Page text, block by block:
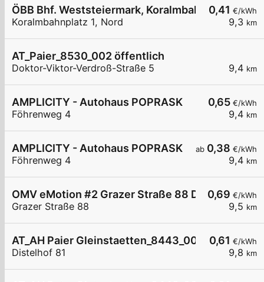
0,41 €/kWh
9,3 km
ÖBB Bhf. Weststeiermark, Koralmbahnplatz P&R
Koralmbahnplatz 1, Nord
9,4 km
AT_Paier_8530_002 öffentlich
Doktor-Viktor-Verdroß-Straße 5
0,65 €/kWh
9,4 km
AMPLICITY - Autohaus POPRASK
Föhrenweg 4
ab 0,38 €/kWh
9,4 km
AMPLICITY - Autohaus POPRASK
Föhrenweg 4
0,69 €/kWh
9,5 km
OMV eMotion #2 Grazer Straße 88
Grazer Straße 88
0,61 €/kWh
9,8 km
AT_AH Paier Gleinstaetten_8443_005 öffentlich
Distelhof 81